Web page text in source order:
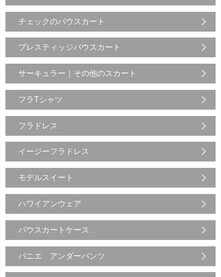
チェックのパウスカート
プレスティッジパウスカート
サーキュラー｜その他のスカート
フラTシャツ
フラドレス
イージーフラドレス
モデルスイート
ハワイアンウェア
パウスカートケース
パニエ アンダーパンツ